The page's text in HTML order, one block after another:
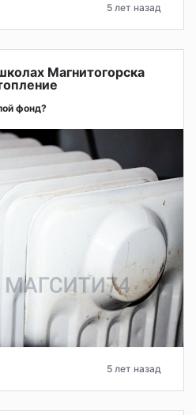
5 лет назад
Магнитогорска
фонд?
5 лет назад